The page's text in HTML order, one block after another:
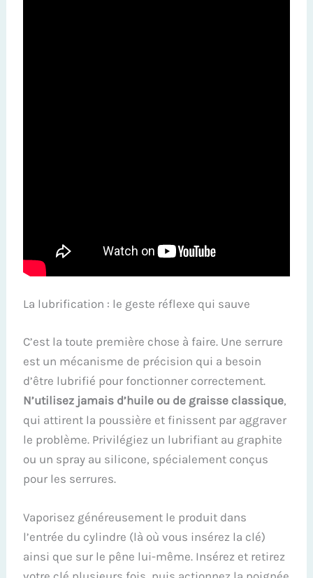
La lubrification : le geste réflexe qui sauve
C’est la toute première chose à faire. Une serrure
est un mécanisme de précision qui a besoin
d’être lubrifié pour fonctionner correctement.
N’utilisez jamais d’huile ou de graisse classique,
qui attirent la poussière et finissent par aggraver
le problème. Privilégiez un lubrifiant au graphite
ou un spray au silicone, spécialement conçus
pour les serrures.
Vaporisez généreusement le produit dans
l’entrée du cylindre (là où vous insérez la clé)
ainsi que sur le pêne lui-même. Insérez et retirez